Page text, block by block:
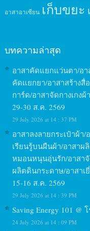
อาสาอาเซียน เก็บขยะ
บทความล่าสุด
อาสาคัดแยกแว่นตา/อ
คัดแยกยา/อาสาสร้าง
การ์ด/อาสาจัดกางเกง
29-30 ส.ค. 2569
29 July 2026 at 14 : 37 PM
อาสาลงลายกระเป๋าผ้า
เรียนรู้บนผืนผ้า/อาสา
หมอนหนุนอุ่นรัก/อาสาจั
ผลิตดินกระดาษ/อาสาเ
15-16 ส.ค. 2569
29 July 2026 at 14 : 39 PM
Saving Energy 101 @
24 July 2026 at 14 : 09 PM